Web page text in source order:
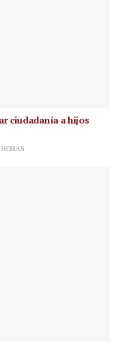
ciudadanía a hijos